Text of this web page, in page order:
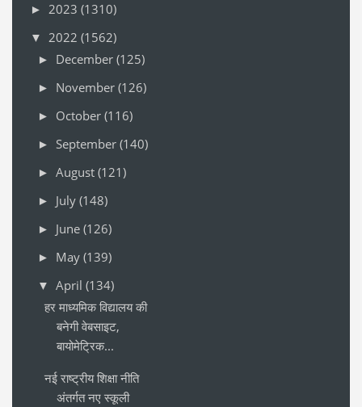
► 2023 (1310)
▼ 2022 (1562)
► December (125)
► November (126)
► October (116)
► September (140)
► August (121)
► July (148)
► June (126)
► May (139)
▼ April (134)
हर माध्यमिक विद्यालय की
बनेगी वेबसाइट,
बायोमेट्रिक...
नई राष्ट्रीय शिक्षा नीति
अंतर्गत नए स्कूली